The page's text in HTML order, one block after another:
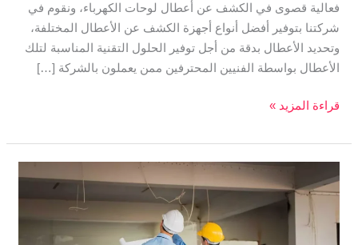
فعالية قصوى في الكشف عن أعطال لوحات الكهرباء، ونقوم في
شركتنا بتوفير أفضل أنواع أجهزة الكشف عن الأعطال المختلفة،
وتحديد الأعطال بدقة من أجل توفير الحلول التقنية المناسبة لتلك
الأعطال بواسطة الفنيين المحترفين ممن يعملون بالشركة […]
قراءة المزيد »
فحص
اعطال
الكابلات